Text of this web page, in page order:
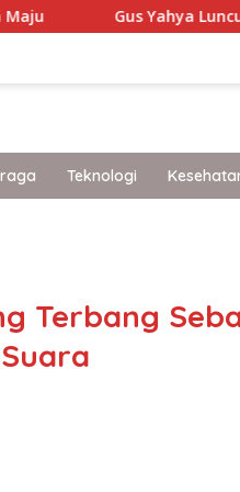
Yahya Luncurkan
Teknologi
Terbang